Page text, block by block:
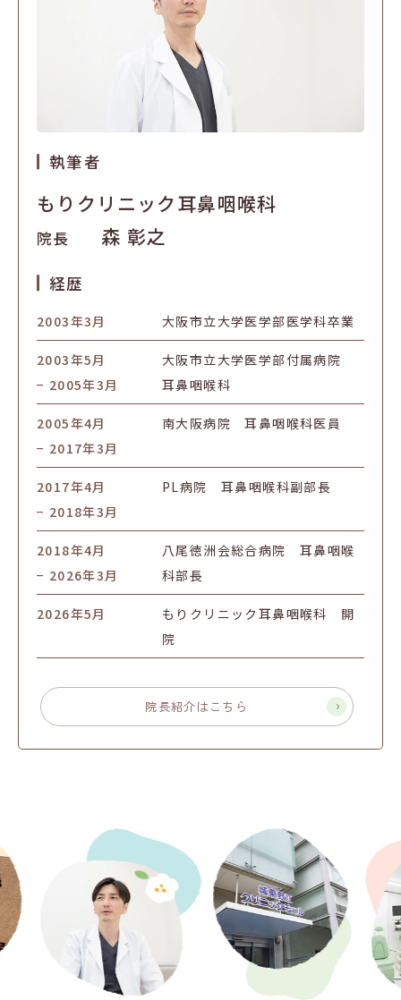
執筆者
もりクリニック耳鼻咽喉科
院長 森 彰之
経歴
2003年3月 大阪市立大学医学部医学科卒業
2003年5月
− 2005年3月
大阪市立大学医学部付属病院
耳鼻咽喉科
2005年4月
− 2017年3月
南大阪病院 耳鼻咽喉科医員
2017年4月
− 2018年3月
PL病院 耳鼻咽喉科副部長
2018年4月
− 2026年3月
八尾徳洲会総合病院 耳鼻咽喉
科部長
2026年5月
もりクリニック耳鼻咽喉科 開
院
院長紹介はこちら